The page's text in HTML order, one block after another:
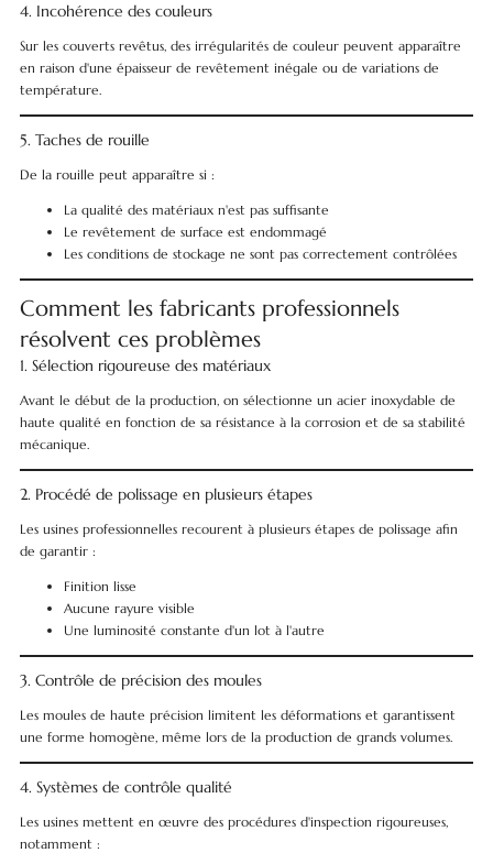
4. Incohérence des couleurs
Sur les couverts revêtus, des irrégularités de couleur peuvent apparaître
en raison d'une épaisseur de revêtement inégale ou de variations de
température.
5. Taches de rouille
De la rouille peut apparaître si :
La qualité des matériaux n'est pas suffisante
Le revêtement de surface est endommagé
Les conditions de stockage ne sont pas correctement contrôlées
Comment les fabricants professionnels
résolvent ces problèmes
1. Sélection rigoureuse des matériaux
Avant le début de la production, on sélectionne un acier inoxydable de
haute qualité en fonction de sa résistance à la corrosion et de sa stabilité
mécanique.
2. Procédé de polissage en plusieurs étapes
Les usines professionnelles recourent à plusieurs étapes de polissage afin
de garantir :
Finition lisse
Aucune rayure visible
Une luminosité constante d'un lot à l'autre
3. Contrôle de précision des moules
Les moules de haute précision limitent les déformations et garantissent
une forme homogène, même lors de la production de grands volumes.
4. Systèmes de contrôle qualité
Les usines mettent en œuvre des procédures d'inspection rigoureuses,
notamment :